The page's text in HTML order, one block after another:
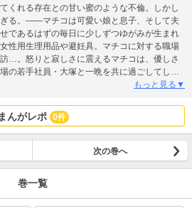
くれる存在との甘い蜜のような不倫。しかし
る。――マチコは可愛い娘と息子、そして夫
であるはずの毎日に少しずつゆがみが生まれ
性用生理用品や避妊具。マチコに対する職場
…。怒りと寂しさに震えるマチコは、優しさ
の若手社員・大塚と一晩を共に過ごしてしま
、現実から逃避するマチコだったが、それが
毒～逆恨みの復讐』を冒頭話フルカラー・
。重複購入にご注意ください。
もっと見る▼
まんがレポ 0件
次の巻へ
巻一覧